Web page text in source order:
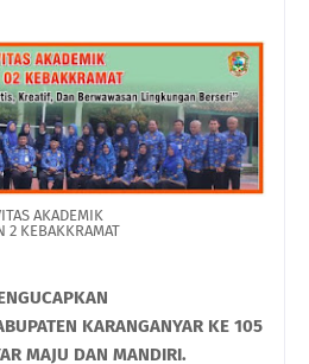
AKADEMIK
2 KEBAKKRAMAT
KARANGANYAR KE 105
MAJU DAN MANDIRI.